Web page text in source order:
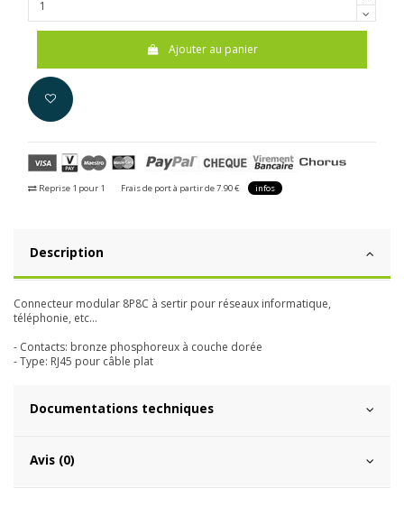
Ajouter au panier
Reprise 1 pour 1 Frais de port à partir de 7.90 € infos
Description
Connecteur modular 8P8C à sertir pour réseaux informatique,
téléphonie, etc...
- Contacts: bronze phosphoreux à couche dorée
- Type: RJ45 pour câble plat
Documentations techniques
Avis (0)